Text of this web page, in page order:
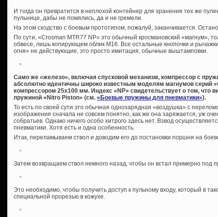
И тогда он превратится в неплохой контейнер для хранения тех же
пульнице, дабы не помялись, да и не гремели.
На этом сходство с боевым прототипом, пожалуй, заканчивается.
По сути, «Crosman MTR77 NP» это обычный кросмановский «магнум»,
обвесе, лишь копирующем облик М16. Все остальные кнопочки и
огня» не действующие, это просто имитация, обычные выштамповки.
Само же «железо», включая спусковой механизм, компрессор с
абсолютно идентичны широко известным моделям магнумов серий «
компрессором 25х100 мм. Индекс « NP» свидетельствует о том, что
пружиной « Nitro Piston» (см. «Боевые пружины для пневматики»).
То есть по своей сути это обычная однозарядная «воздушка» с
изображения сначала не совсем понятно, как же она заряжается, уж
собратьев. Однако ничего особо хитрого здесь нет. Взвод
пневматики. Хотя есть и одна особенность.
Итак, переламываем ствол и доводим его до постановки поршня на
Затем возвращаем ствол немного назад, чтобы он встал примерно под
Это необходимо, чтобы получить доступ к пульному входу, который в
специальной прорезью в кожухе.